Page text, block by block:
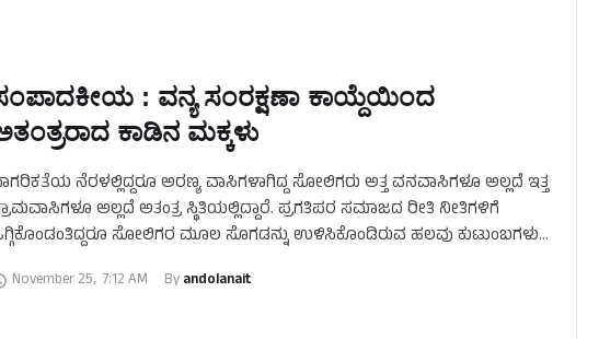
: ವನ್ಯ ಸಂರಕ್ಷಣಾ ಕಾಯ್ದೆಯಿಂದ
ಕಾಡಿನ ಮಕ್ಕಳು
ನೆರಳಲ್ಲಿದ್ದರೂ ಅರಣ್ಯ ವಾಸಿಗಳಾಗಿದ್ದ ಸೋಲಿಗರು ಅತ್ತ ವನವಾಸಿಗಳೂ ಅಲ್ಲದೆ ಇತ್ತ
ಅಲ್ಲದೆ ಅತಂತ್ರ ಸ್ಥಿತಿಯಲ್ಲಿದ್ದಾರೆ. ಪ್ರಗತಿಪರ ಸಮಾಜದ ರೀತಿ ನೀತಿಗಳಿಗೆ
ಸೋಲಿಗರ ಮೂಲ ಸೊಗಡನ್ನು ಉಳಿಸಿಕೊಂಡಿರುವ ಹಲವು ಕುಟುಂಬಗಳು
November 25, 7:12 AM By andolanait